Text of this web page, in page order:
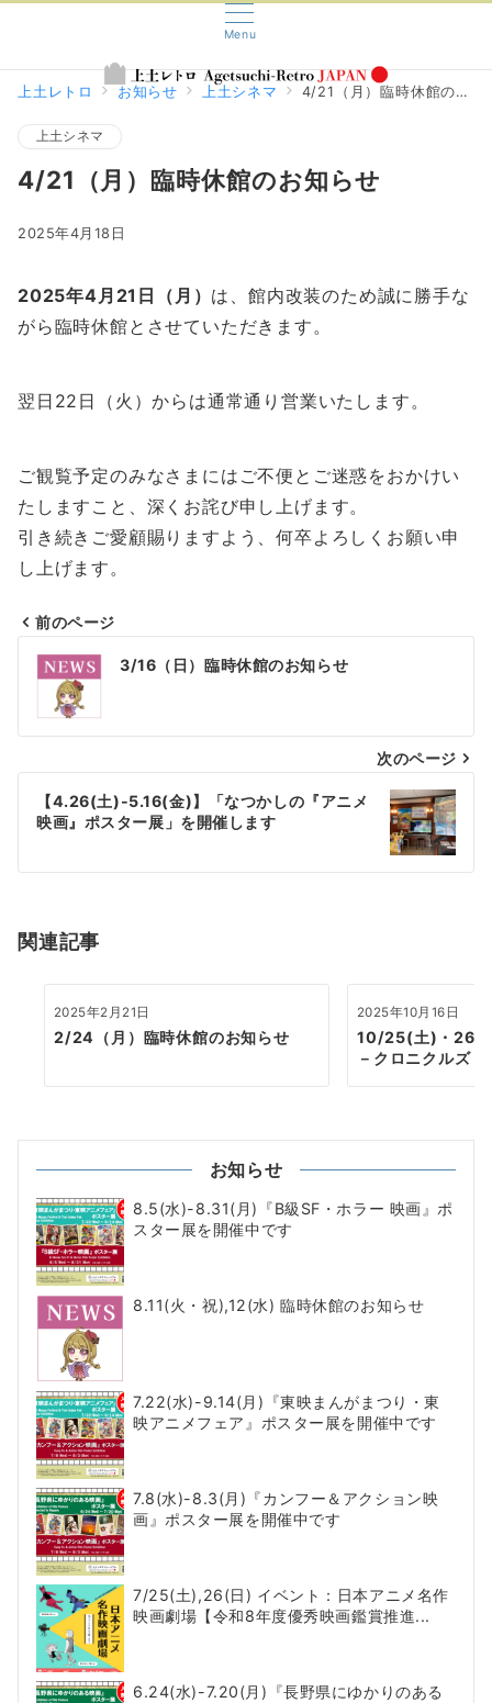
Menu
上土レトロ お知らせ 上土シネマ 4/21（月）臨時休館のお知らせ
上土シネマ
4/21（月）臨時休館のお知らせ
2025年4月18日
2025年4月21日（月） は、館内改装のため誠に勝手な
がら臨時休館とさせていただきます。
翌日22日（火）からは通常通り営業いたします。
ご観覧予定のみなさまにはご不便とご迷惑をおかけい
たしますこと、深くお詫び申し上げます。
引き続きご愛顧賜りますよう、何卒よろしくお願い申
し上げます。
投
ナ
ビ
シ
ン
前のページ
3/16（日）臨時休館のお知らせ
次のページ
【4.26(土)-5.16(金)】「なつかしの『アニメ
映画』ポスター展」を開催します
関連記事
2025年2月21日
2/24（月）臨時休館のお知らせ
2025年10月16日
10/25(土)・26(
－クロニクルズ－
お知らせ
8.5(水)-8.31(月)『B級SF・ホラー 映画』ポ
スター展を開催中です
8.11(火・祝),12(水) 臨時休館のお知らせ
7.22(水)-9.14(月)『東映まんがまつり・東
映アニメフェア』ポスター展を開催中です
7.8(水)-8.3(月)『カンフー＆アクション映
画』ポスター展を開催中です
7/25(土),26(日) イベント：日本アニメ名作
映画劇場【令和8年度優秀映画鑑賞推進...
6.24(水)-7.20(月)『長野県にゆかりのある